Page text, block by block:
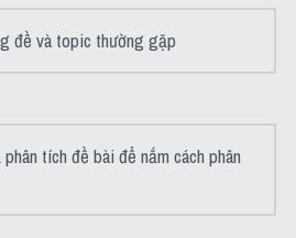
đề và topic thường gặp
tích đề bài để nắm cách phân